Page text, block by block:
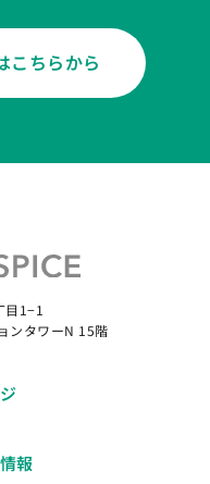
こちらから
目1−1
ンタワーN 15階
報